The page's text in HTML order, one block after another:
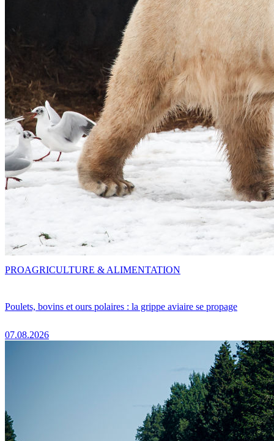
Poulets, bovins et ours polaires : la grippe aviaire se propage
07.08.2026
PROAGRICULTURE & ALIMENTATION